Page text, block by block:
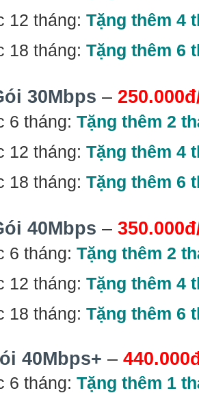
12 tháng: Tặng thêm 4
18 tháng: Tặng thêm 6
30Mbps –
6 tháng: Tặng thêm 2
12 tháng: Tặng thêm 4
18 tháng: Tặng thêm 6
40Mbps –
6 tháng: Tặng thêm 2
12 tháng: Tặng thêm 4
18 tháng: Tặng thêm 6
40Mbps+ –
6 tháng: Tặng thêm 1